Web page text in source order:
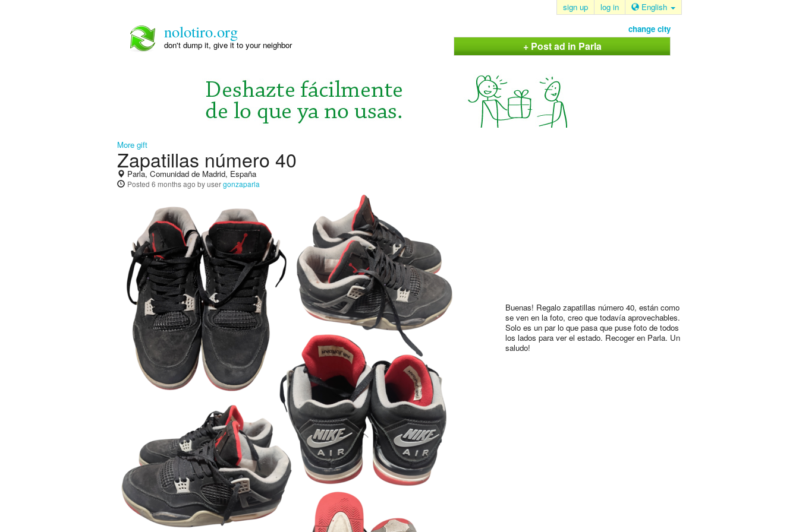
sign up log in English
nolotiro.org
don't dump it, give it to your neighbor
change city
+ Post ad in Parla
More gift
Zapatillas número 40
Parla, Comunidad de Madrid, España
Posted 6 months ago by usergonzaparla
Buenas! Regalo zapatillas número 40, están como
se ven en la foto, creo que todavía aprovechables.
Solo es un par lo que pasa que puse foto de todos
los lados para ver el estado. Recoger en Parla. Un
saludo!